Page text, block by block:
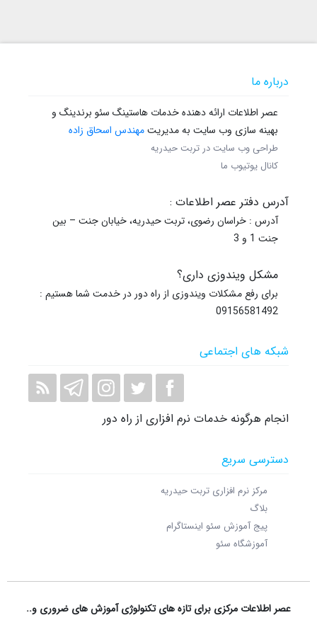
درباره ما
عصر اطلاعات ارائه دهنده خدمات هاستینگ سئو برندینگ و
بهینه سازی وب سایت به مدیریتمهندس اسحاق زاده
طراحی وب سایت در تربت حیدریه
کانال یوتیوب ما
آدرس دفتر عصر اطلاعات :
آدرس : خراسان رضوی، تربت حیدریه، خیابان جنت – بین
جنت 1 و 3
مشکل ویندوزی داری؟
برای رفع مشکلات ویندوزی از راه دور در خدمت شما هستیم :
09156581492
شبکه های اجتماعی
انجام هرگونه خدمات نرم افزاری از راه دور
دسترسی سریع
مرکز نرم افزاری تربت حیدریه
بلاگ
پیج آموزش سئو اینستاگرام
آموزشگاه سئو
عصر اطلاعات مرکزی برای تازه های تکنولوژی آموزش های ضروری و..